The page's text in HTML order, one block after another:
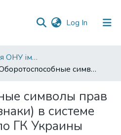
Log In (current)
Наукові видання ОНУ імені І. І. Мечникова
Оборотоспособные символы прав (транзитивные знаки) в системе объектов прав по ГК Украины
символы прав
в системе
ГК Украины